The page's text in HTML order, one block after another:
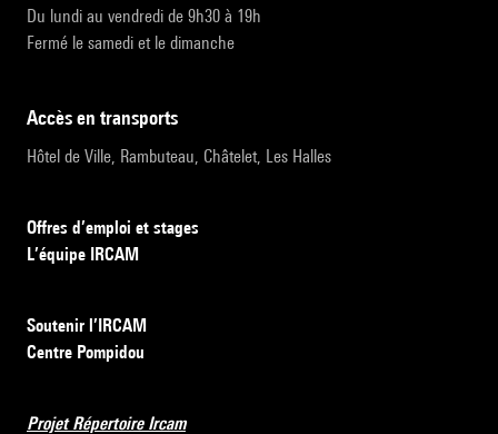
Du lundi au vendredi de 9h30 à 19h
Fermé le samedi et le dimanche
accès en transports
Hôtel de Ville, Rambuteau, Châtelet, Les Halles
Offres d’emploi et stages
L’équipe IRCAM
Soutenir l’IRCAM
Centre Pompidou
Projet Répertoire Ircam